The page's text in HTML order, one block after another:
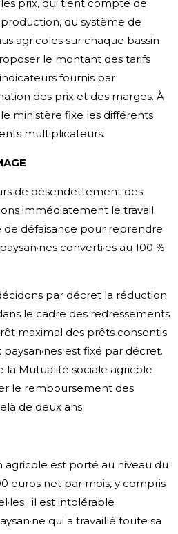
prix, qui tient compte de
du système de
agricoles sur chaque bassin
le montant des tarifs
fournis par
des prix et des marges. À
le ministère fixe les différents
multiplicateurs.
de désendettement des
immédiatement le travail
de défaisance pour reprendre
converti·es au 100 %
par décret la réduction
le cadre des redressements
maximal des prêts consentis
est fixé par décret.
la Mutualité sociale agricole
le remboursement des
de deux ans.
est porté au niveau du
euros net par mois, y compris
: il est intolérable
qui a travaillé toute sa